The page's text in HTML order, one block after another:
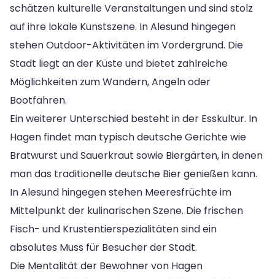
schätzen kulturelle Veranstaltungen und sind stolz
auf ihre lokale Kunstszene. In Alesund hingegen
stehen Outdoor-Aktivitäten im Vordergrund. Die
Stadt liegt an der Küste und bietet zahlreiche
Möglichkeiten zum Wandern, Angeln oder
Bootfahren.
Ein weiterer Unterschied besteht in der Esskultur. In
Hagen findet man typisch deutsche Gerichte wie
Bratwurst und Sauerkraut sowie Biergärten, in denen
man das traditionelle deutsche Bier genießen kann.
In Alesund hingegen stehen Meeresfrüchte im
Mittelpunkt der kulinarischen Szene. Die frischen
Fisch- und Krustentierspezialitäten sind ein
absolutes Muss für Besucher der Stadt.
Die Mentalität der Bewohner von Hagen